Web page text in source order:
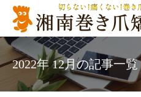
2022年 12月の記事一覧